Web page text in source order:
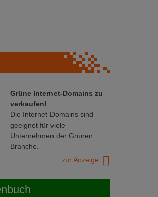
Grüne Internet-Domains zu
verkaufen!
Die Internet-Domains sind
geeignet für viele
Unternehmen der Grünen
Branche.
zur Anzeige